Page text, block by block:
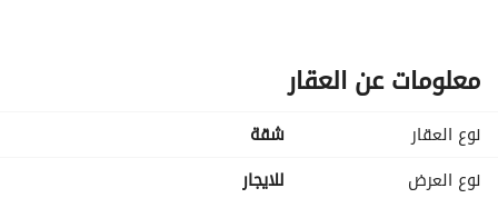
معلومات عن العقار
نوع العقار
شقة
نوع العرض
للايجار